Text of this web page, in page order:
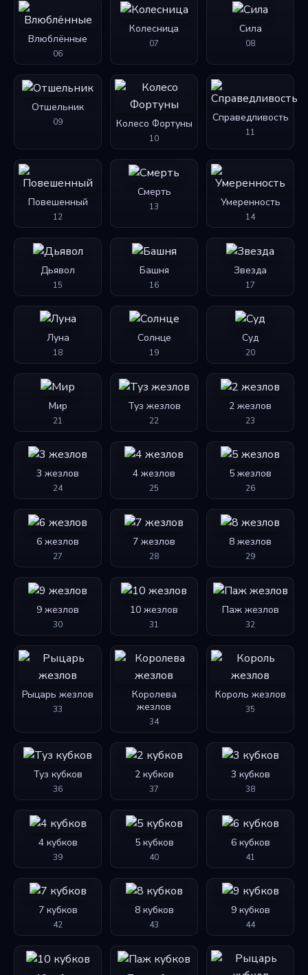
Влюблённые
06
Колесница
07
Сила
08
Отшельник
09 Колесо Фортуны
10
Справедливость
11
Повешенный
12
Смерть
13 Умеренность
14
Дьявол
15
Башня
16
Звезда
17
Луна
18
Солнце
19
Суд
20
Мир
21
Туз жезлов
22
2 жезлов
23
3 жезлов
24
4 жезлов
25
5 жезлов
26
6 жезлов
27
7 жезлов
28
8 жезлов
29
9 жезлов
30
10 жезлов
31
Паж жезлов
32
Рыцарь жезлов
33
Королева
жезлов
34
Король жезлов
35
Туз кубков
36
2 кубков
37
3 кубков
38
4 кубков
39
5 кубков
40
6 кубков
41
7 кубков
42
8 кубков
43
9 кубков
44